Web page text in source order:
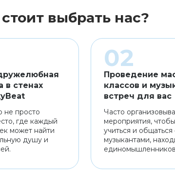
выбрать нас?
в стенах
не просто
где каждый
может найти
душу и
Проведение
классов и
встреч для вас
Часто
мероприятия,
учиться и общаться
музыкантами,